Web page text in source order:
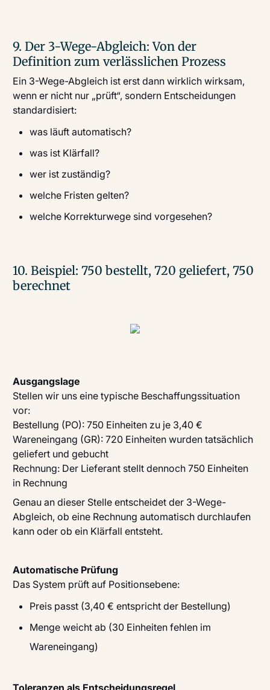
9. Der 3-Wege-Abgleich: Von der
Definition zum verlässlichen Prozess
Ein 3-Wege-Abgleich ist erst dann wirklich wirksam,
wenn er nicht nur „prüft“, sondern Entscheidungen
standardisiert:
was läuft automatisch?
was ist Klärfall?
wer ist zuständig?
welche Fristen gelten?
welche Korrekturwege sind vorgesehen?
10. Beispiel: 750 bestellt, 720 geliefert, 750
berechnet
Ausgangslage
Stellen wir uns eine typische Beschaffungssituation
vor:
Bestellung (PO): 750 Einheiten zu je 3,40 €
Wareneingang (GR): 720 Einheiten wurden tatsächlich
geliefert und gebucht
Rechnung: Der Lieferant stellt dennoch 750 Einheiten
in Rechnung
Genau an dieser Stelle entscheidet der 3-Wege-
Abgleich, ob eine Rechnung automatisch durchlaufen
kann oder ob ein Klärfall entsteht.
Automatische Prüfung
Das System prüft auf Positionsebene:
Preis passt (3,40 € entspricht der Bestellung)
Menge weicht ab (30 Einheiten fehlen im
Wareneingang)